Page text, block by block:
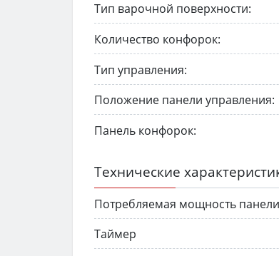
Тип варочной поверхности:
Количество конфорок:
Тип управления:
Положение панели управления:
Панель конфорок:
Технические
Потребляемая мощность
Таймер